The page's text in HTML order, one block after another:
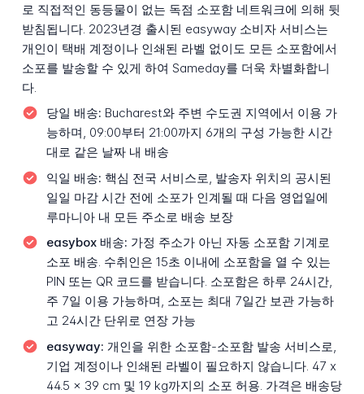
로 직접적인 동등물이 없는 독점 소포함 네트워크에 의해 뒷
받침됩니다. 2023년경 출시된 easyway 소비자 서비스는
개인이 택배 계정이나 인쇄된 라벨 없이도 모든 소포함에서
소포를 발송할 수 있게 하여 Sameday를 더욱 차별화합니
다.
당일 배송: Bucharest와 주변 수도권 지역에서 이용 가
능하며, 09:00부터 21:00까지 6개의 구성 가능한 시간
대로 같은 날짜 내 배송
익일 배송: 핵심 전국 서비스로, 발송자 위치의 공시된
일일 마감 시간 전에 소포가 인계될 때 다음 영업일에
루마니아 내 모든 주소로 배송 보장
easybox 배송: 가정 주소가 아닌 자동 소포함 기계로
소포 배송. 수취인은 15초 이내에 소포함을 열 수 있는
PIN 또는 QR 코드를 받습니다. 소포함은 하루 24시간,
주 7일 이용 가능하며, 소포는 최대 7일간 보관 가능하
고 24시간 단위로 연장 가능
easyway: 개인을 위한 소포함-소포함 발송 서비스로,
기업 계정이나 인쇄된 라벨이 필요하지 않습니다. 47 x
44.5 x 39 cm 및 19 kg까지의 소포 허용. 가격은 배송당